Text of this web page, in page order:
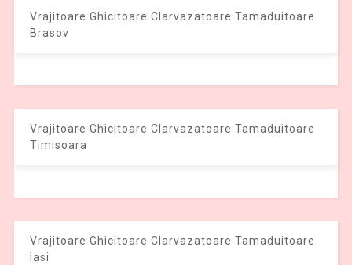
Vrajitoare Ghicitoare Clarvazatoare Tamaduitoare
Brasov
Vrajitoare Ghicitoare Clarvazatoare Tamaduitoare
Timisoara
Vrajitoare Ghicitoare Clarvazatoare Tamaduitoare
Iasi